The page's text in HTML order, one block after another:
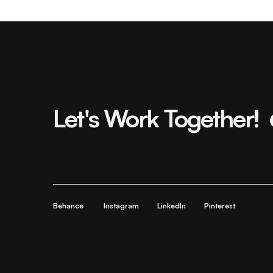
Let's Work
Behance Instagram LinkedIn Pinterest